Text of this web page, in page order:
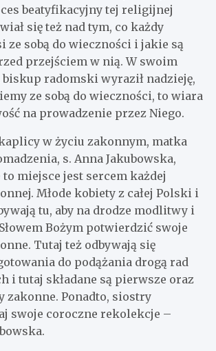
beatyfikacyjny tej religijnej
się też nad tym, co każdy
ze sobą do wieczności i jakie są
przejściem w nią. W swoim
radomski wyraził nadzieję,
ze sobą do wieczności, to wiara
na prowadzenie przez Niego.
w życiu zakonnym, matka
s. Anna Jakubowska,
to miejsce jest sercem każdej
Młode kobiety z całej Polski i
tu, aby na drodze modlitwy i
Bożym potwierdzić swoje
Tutaj też odbywają się
do podążania drogą rad
i tutaj składane są pierwsze oraz
zakonne. Ponadto, siostry
swoje coroczne rekolekcje –